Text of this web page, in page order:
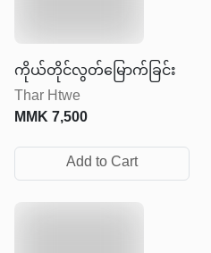
ကိုယ်တိုင်လွတ်မြောက်ခြင်း
Thar Htwe
MMK7,500
Add to Cart